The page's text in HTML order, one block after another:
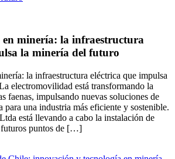
minería: la infraestructura
la minería del futuro
la infraestructura eléctrica que impulsa
electromovilidad está transformando la
faenas, impulsando nuevas soluciones de
para una industria más eficiente y sostenible.
está llevando a cabo la instalación de
futuros puntos de […]